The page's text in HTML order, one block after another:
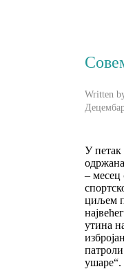
Written
У петак
– месец
циљем
утина
ушаре“.